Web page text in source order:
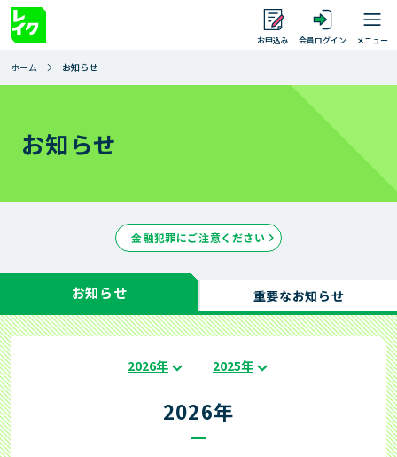
お申込み 会員ログイン メニュー
サイト内を検索
借りるとき
お急ぎのお客さまへ
レイクのWeb完結
返すとき トップ
ご返済シミュレーション
ご返済シミュレーション（特定商品）
完済（一括でのご返済）
ご利用中のお客さま
ご利用中のお客さま トップ
会員ログイン
店舗・提携ATM
はじめて借りる方 トップ
ホーム お知らせ
お知らせ
金融犯罪にご注意ください
お知らせ 重要なお知らせ
2026年 2025年
2026年